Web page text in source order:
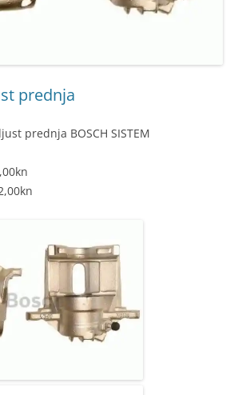
prednja
prednja BOSCH SISTEM